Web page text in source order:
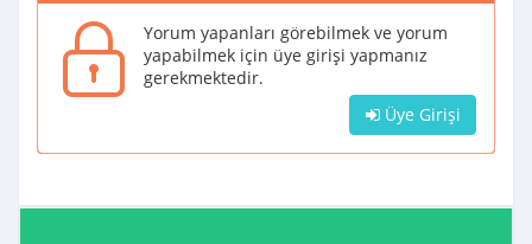
Yorum yapanları görebilmek ve yorum
yapabilmek için üye girişi yapmanız
gerekmektedir.
Üye Girişi